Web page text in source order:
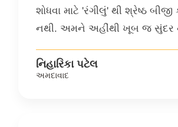
શોધવા માટે 'રંગીલું' થી શ્રેષ્ઠ
નથી. અમને અહીંથી ખૂબ જ સુંદર
નિહારિકા પટેલ
અમદાવાદ